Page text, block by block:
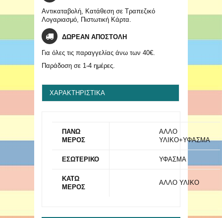
Αντικαταβολή, Κατάθεση σε Τραπεζικό
Λογαριασμό, Πιστωτική Κάρτα.
ΔΩΡΕΑΝ ΑΠΟΣΤΟΛΗ
Για όλες τις παραγγελίας άνω των 40€.
Παράδοση σε 1-4 ημέρες.
ΧΑΡΑΚΤΗΡΙΣΤΙΚΆ
ΠΑΝΩ
ΜΕΡΟΣ
ΑΛΛΟ
ΥΛΙΚΟ+ΥΦΑΣΜΑ
ΕΣΩΤΕΡΙΚΟ ΥΦΑΣΜΑ
ΚΑΤΩ
ΜΕΡΟΣ
ΑΛΛΟ ΥΛΙΚΟ